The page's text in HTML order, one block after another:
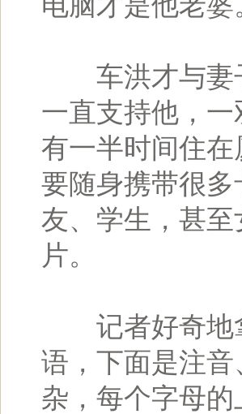
车洪才与妻子
一直支持他，
有一半时间住
要随身携带很
友、学生，甚
片。
记者好奇地拿
语，下面是注
杂，每个字母